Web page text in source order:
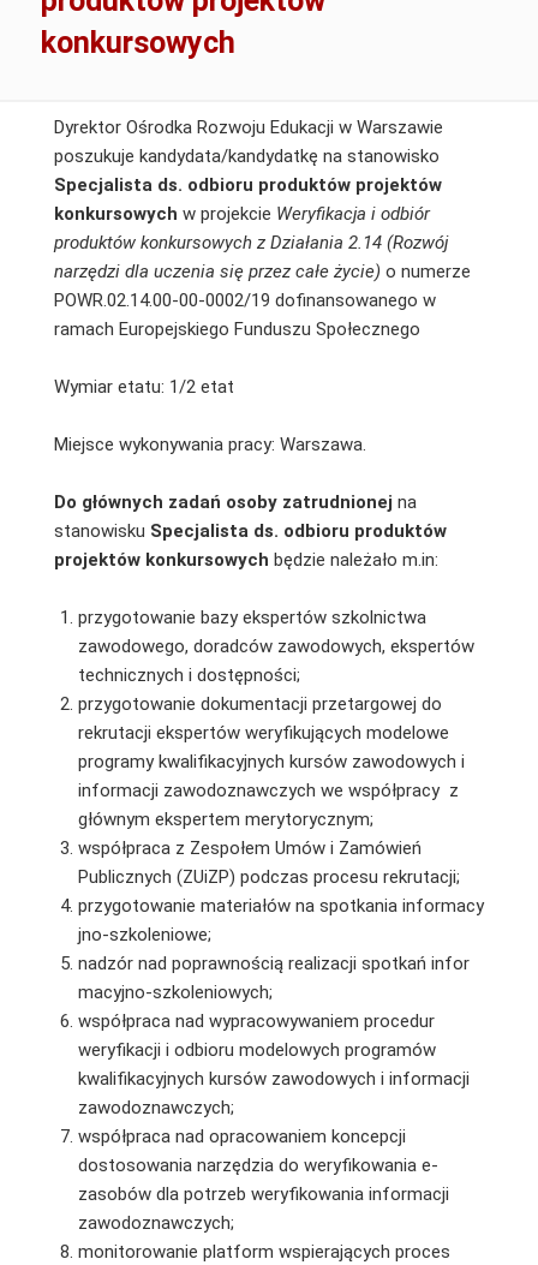
konkursowych
Dyrektor Ośrodka Rozwoju Edukacji w Warszawie
poszukuje kandydata/kandydatkę na stanowisko
Specjalista ds. odbioru produktów projektów
konkursowych w projekcie Weryfikacja i odbiór
produktów konkursowych z Działania 2.14 (Rozwój
narzędzi dla uczenia się przez całe życie) o numerze
POWR.02.14.00-00-0002/19 dofinansowanego w
ramach Europejskiego Funduszu Społecznego
Wymiar etatu: 1/2 etat
Miejsce wykonywania pracy: Warszawa.
Do głównych zadań osoby zatrudnionej na
stanowisku Specjalista ds. odbioru produktów
projektów konkursowych będzie należało m.in:
przygotowanie bazy ekspertów szkolnictwa
zawodowego, doradców zawodowych, ekspertów
technicznych i dostępności;
przygotowanie dokumentacji przetargowej do
rekrutacji ekspertów weryfikujących modelowe
programy kwalifikacyjnych kursów zawodowych i
informacji zawodoznawczych we współpracy z
głównym ekspertem merytorycznym;
współpraca z Zespołem Umów i Zamówień
Publicznych (ZUiZP) podczas procesu rekrutacji;
przygotowanie materiałów na spotkania informacy
jno-szkoleniowe;
nadzór nad poprawnością realizacji spotkań infor
macyjno-szkoleniowych;
współpraca nad wypracowywaniem procedur
weryfikacji i odbioru modelowych programów
kwalifikacyjnych kursów zawodowych i informacji
zawodoznawczych;
współpraca nad opracowaniem koncepcji
dostosowania narzędzia do weryfikowania e-
zasobów dla potrzeb weryfikowania informacji
zawodoznawczych;
monitorowanie platform wspierających proces